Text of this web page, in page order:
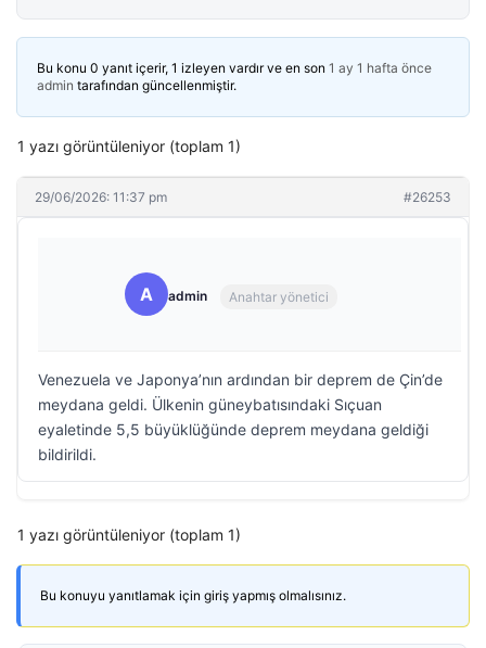
Bu konu 0 yanıt içerir, 1 izleyen vardır ve en son 1 ay 1 hafta önce
admin tarafından güncellenmiştir.
1 yazı görüntüleniyor (toplam 1)
29/06/2026: 11:37 pm #26253
A admin Anahtar yönetici
Venezuela ve Japonya’nın ardından bir deprem de Çin’de
meydana geldi. Ülkenin güneybatısındaki Sıçuan
eyaletinde 5,5 büyüklüğünde deprem meydana geldiği
bildirildi.
1 yazı görüntüleniyor (toplam 1)
Bu konuyu yanıtlamak için giriş yapmış olmalısınız.